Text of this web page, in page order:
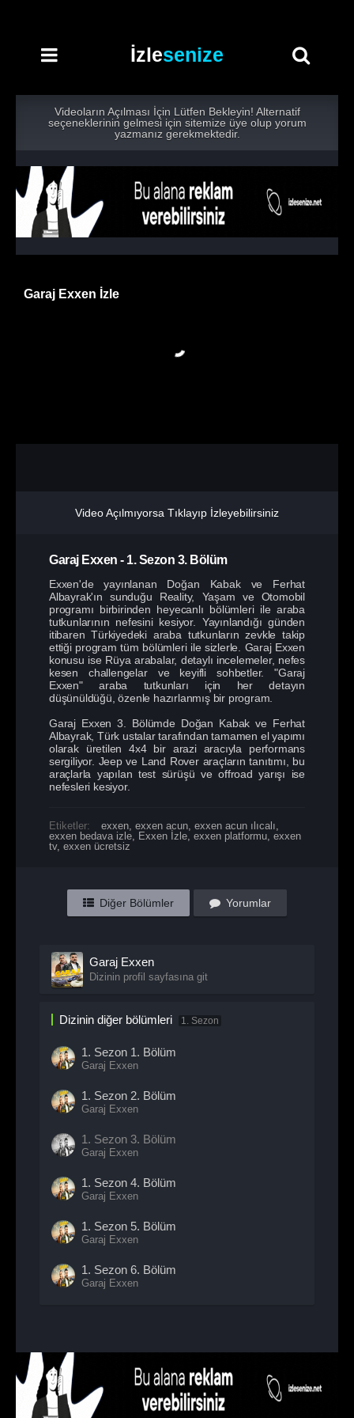
İzlesenize
Videoların Açılması İçin Lütfen Bekleyin! Alternatif
seçeneklerinin gelmesi için sitemize üye olup yorum
yazmanız gerekmektedir.
Garaj Exxen İzle
Video Açılmıyorsa Tıklayıp İzleyebilirsiniz
Garaj Exxen - 1. Sezon 3. Bölüm
Exxen'de yayınlanan Doğan Kabak ve Ferhat
Albayrak'ın sunduğu Reality, Yaşam ve Otomobil
programı birbirinden heyecanlı bölümleri ile araba
tutkunlarının nefesini kesiyor. Yayınlandığı günden
itibaren Türkiyedeki araba tutkunların zevkle takip
ettiği program tüm bölümleri ile sizlerle. Garaj Exxen
konusu ise Rüya arabalar, detaylı incelemeler, nefes
kesen challengelar ve keyifli sohbetler. "Garaj
Exxen" araba tutkunları için her detayın
düşünüldüğü, özenle hazırlanmış bir program.
Garaj Exxen 3. Bölümde Doğan Kabak ve Ferhat
Albayrak, Türk ustalar tarafından tamamen el yapımı
olarak üretilen 4x4 bir arazi aracıyla performans
sergiliyor. Jeep ve Land Rover araçların tanıtımı, bu
araçlarla yapılan test sürüşü ve offroad yarışı ise
nefesleri kesiyor.
Etiketler: exxen exxen acun exxen acun ılıcalı
exxen bedava izle Exxen İzle exxen platformu exxen
tv, exxen ücretsiz
Diğer Bölümler Yorumlar
Garaj Exxen
Dizinin profil sayfasına git
Dizinin diğer bölümleri 1. Sezon
1. Sezon 1. Bölüm
Garaj Exxen
1. Sezon 2. Bölüm
Garaj Exxen
1. Sezon 3. Bölüm
Garaj Exxen
1. Sezon 4. Bölüm
Garaj Exxen
1. Sezon 5. Bölüm
Garaj Exxen
1. Sezon 6. Bölüm
Garaj Exxen
1. Sezon8. Bölüm
Garaj Exxen